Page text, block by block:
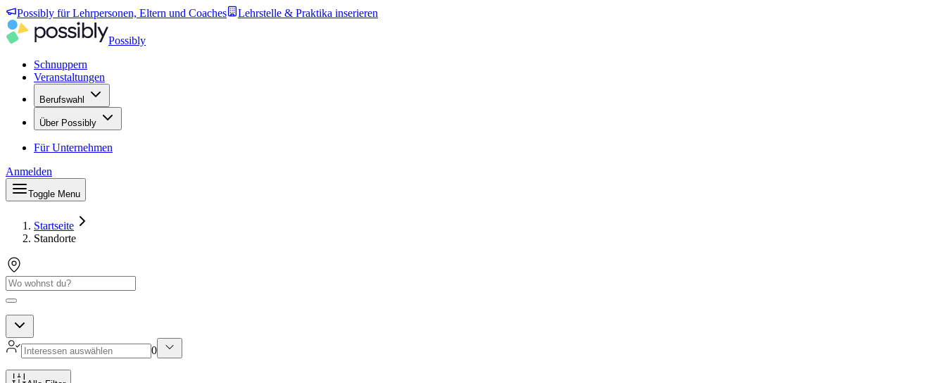
Possibly für Lehrpersonen, Eltern und Coaches Lehrstelle & Praktika inserieren
Possibly
Schnuppern
Veranstaltungen
Berufswahl
Über Possibly
Für Unternehmen
Anmelden
Toggle Menu
Startseite
Standorte
0